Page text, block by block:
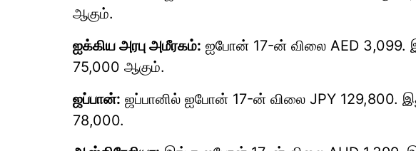
ஆகும்.
ஐக்கிய அரபு அமீரகம்: ஐபோன் 17-ன் விலை AED 3,099.
75,000 ஆகும்.
ஜப்பான்: ஜப்பானில் ஐபோன் 17-ன் விலை JPY 129,800. இது
78,000.